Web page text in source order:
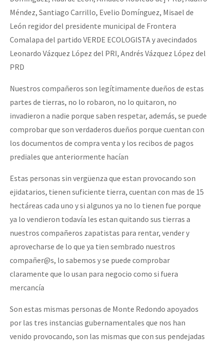
Méndez, Santiago Carrillo, Evelio Domínguez, Misael de
León regidor del presidente municipal de Frontera
Comalapa del partido VERDE ECOLOGISTA y avecindados
Leonardo Vázquez López del PRI, Andrés Vázquez López del
PRD
Nuestros compañeros son legítimamente dueños de estas
partes de tierras, no lo robaron, no lo quitaron, no
invadieron a nadie porque saben respetar, además, se puede
comprobar que son verdaderos dueños porque cuentan con
los documentos de compra venta y los recibos de pagos
prediales que anteriormente hacían
Estas personas sin vergüenza que estan provocando son
ejidatarios, tienen suficiente tierra, cuentan con mas de 15
hectáreas cada uno y si algunos ya no lo tienen fue porque
ya lo vendieron todavía les estan quitando sus tierras a
nuestros compañeros zapatistas para rentar, vender y
aprovecharse de lo que ya tien sembrado nuestros
compañer@s, lo sabemos y se puede comprobar
claramente que lo usan para negocio como si fuera
mercancía
Son estas mismas personas de Monte Redondo apoyados
por las tres instancias gubernamentales que nos han
venido provocando, son las mismas que con sus pendejadas